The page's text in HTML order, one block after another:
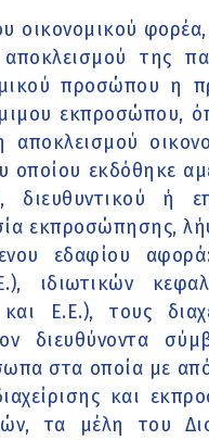
οικονομικού
αποκλεισμού της
προσώπου η
εκπροσώπου,
οποίου εκδόθηκε
διευθυντικού
εκπροσώπησης,
εδαφίου
ιδιωτικών
Ε.Ε.), τους
διευθύνοντα
στα οποία με
και
τα μέλη του